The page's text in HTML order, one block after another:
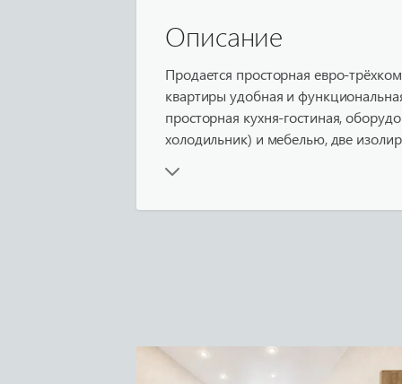
Описание
Продается просторная евро-
квартиры удобная и
просторная кухня-гостиная,
холодильник) и мебелью, две